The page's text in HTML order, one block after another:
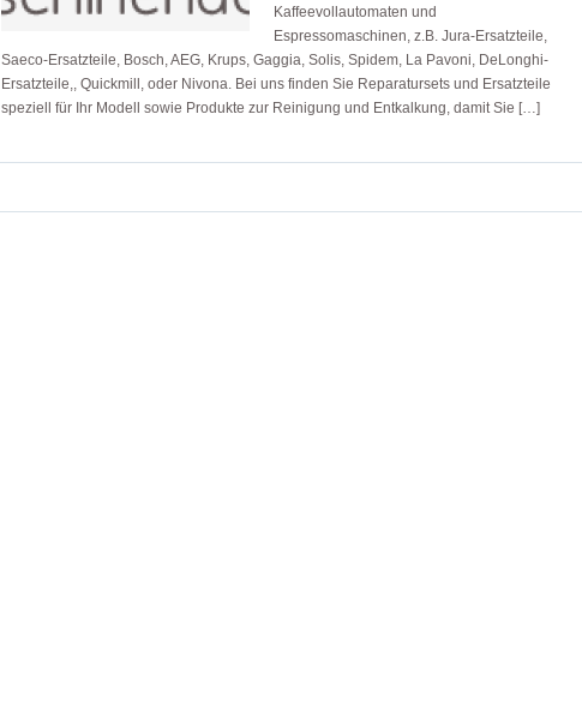
Kaffeevollautomaten und
Espressomaschinen, z.B. Jura-Ersatzteile,
Saeco-Ersatzteile, Bosch, AEG, Krups, Gaggia, Solis, Spidem, La Pavoni, DeLonghi-
Ersatzteile,, Quickmill, oder Nivona. Bei uns finden Sie Reparatursets und Ersatzteile
speziell für Ihr Modell sowie Produkte zur Reinigung und Entkalkung, damit Sie […]